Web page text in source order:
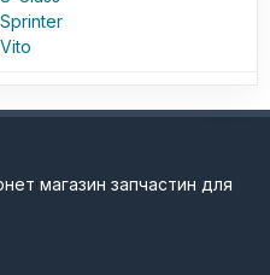
магазин запчастин для